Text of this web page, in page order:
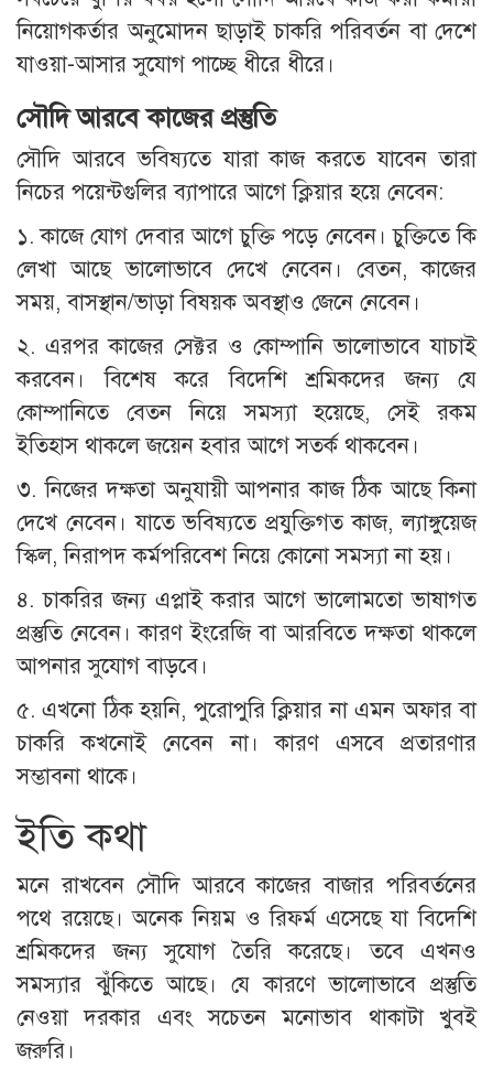
নিয়োগকর্তার অনুমোদন ছাড়াই চাকরি পরিবর্তন বা দেশে
যাওয়া-আসার সুযোগ পাচ্ছে ধীরে ধীরে।
সৌদি আরবে কাজের প্রস্তুতি
সৌদি আরবে ভবিষ্যতে যারা কাজ করতে যাবেন তারা
নিচের পয়েন্টগুলির ব্যাপারে আগে ক্লিয়ার হয়ে নেবেন:
১. কাজে যোগ দেবার আগে চুক্তি পড়ে নেবেন। চুক্তিতে কি
লেখা আছে ভালোভাবে দেখে নেবেন। বেতন, কাজের
সময়, বাসস্থান/ভাড়া বিষয়ক অবস্থাও জেনে নেবেন।
২. এরপর কাজের সেক্টর ও কোম্পানি ভালোভাবে যাচাই
করবেন। বিশেষ করে বিদেশি শ্রমিকদের জন্য যে
কোম্পানিতে বেতন নিয়ে সমস্যা হয়েছে, সেই রকম
ইতিহাস থাকলে জয়েন হবার আগে সতর্ক থাকবেন।
৩. নিজের দক্ষতা অনুযায়ী আপনার কাজ ঠিক আছে কিনা
দেখে নেবেন। যাতে ভবিষ্যতে প্রযুক্তিগত কাজ, ল্যাঙ্গুয়েজ
স্কিল, নিরাপদ কর্মপরিবেশ নিয়ে কোনো সমস্যা না হয়।
৪. চাকরির জন্য এপ্লাই করার আগে ভালোমতো ভাষাগত
প্রস্তুতি নেবেন। কারণ ইংরেজি বা আরবিতে দক্ষতা থাকলে
আপনার সুযোগ বাড়বে।
৫. এখনো ঠিক হয়নি, পুরোপুরি ক্লিয়ার না এমন অফার বা
চাকরি কখনোই নেবেন না। কারণ এসবে প্রতারণার
সম্ভাবনা থাকে।
ইতি কথা
মনে রাখবেন সৌদি আরবে কাজের বাজার পরিবর্তনের
পথে রয়েছে। অনেক নিয়ম ও রিফর্ম এসেছে যা বিদেশি
শ্রমিকদের জন্য সুযোগ তৈরি করেছে। তবে এখনও
সমস্যার ঝুঁকিতে আছে। যে কারণে ভালোভাবে প্রস্তুতি
নেওয়া দরকার এবং সচেতন মনোভাব থাকাটা খুবই
জরুরি।